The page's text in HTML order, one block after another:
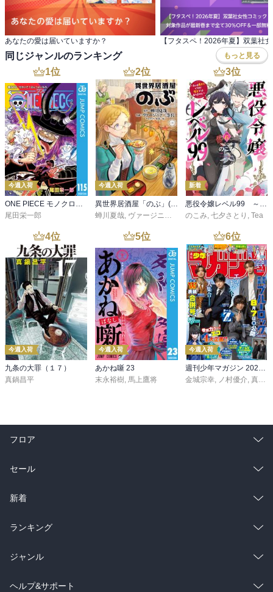
仙道唯は本谷歌子の彼氏について知ってるか？
つか、
本当は夫婦なのに、
彼氏って言ってる時点で何かが違うと気づかないのか？
・・・。
結局混乱したまま？
知りたがりってのも考え物だね。
スルーできないもんかな？
と、
かぐりんは思う。
case３４・オオカミとナウシカ
で、
最終日は矢口三門と永倉二郎と、
本谷歌子と大神平助に別れる！
本谷歌子真性の変態匂いフェチってのはわかった！
と、
行きたい場所はウサギカフェ？
どこにでもありそうと思ったけど都市部のみか。。。
そこで、
偶然にも仙道唯と会ってしまう。。。
で、
ご飯をご一緒にすることにって、
いちゃついてるというか馴れ合ってるというか変な仙道唯と大神平
助。
大体この時点で、
これ、
つか、
どこまでも罪な食べ物よねプリンって。。。
これ嫌いじゃない！
あなたの愛は届いていますか？
同じジャンルのランキング もっと見る
1位
今週入荷
尾田栄一郎
2位
今週入荷
蝉川夏哉 ヴァージニア二等兵 ,転
3位
新着
のこみ 七夕さとり Tea
4位
今週入荷
九条の大罪（１７）
真鍋昌平
5位
今週入荷
あかね噺 23
末永裕樹, 馬上鷹将
6位
今週入荷
週刊少年マガジン 2026年36・37号[2026年8月5日発売]
金城宗幸, ノ村優介, 真島ヒロ
フロア
総合
ラノベ
雑誌・グラビア
BL・TL
セール
総合
ラノベ
雑誌・グラビア
BL・TL
新着
総合
ラノベ
雑誌・グラビア
ランキング
総合
ラノベ
ジャンル
コミック
ヘルプ&サポート